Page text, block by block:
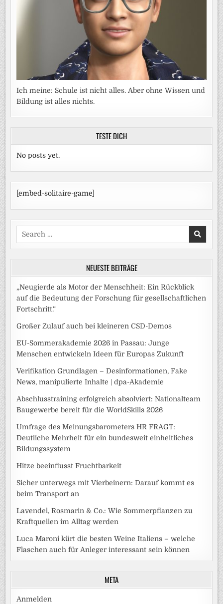
Ich meine: Schule ist nicht alles. Aber ohne Wissen und
Bildung ist alles nichts.
TESTE DICH
No posts yet.
[embed-solitaire-game]
Search
for:
NEUESTE BEITRÄGE
„Neugierde als Motor der Menschheit: Ein Rückblick
auf die Bedeutung der Forschung für gesellschaftlichen
Fortschritt.“
Großer Zulauf auch bei kleineren CSD-Demos
EU-Sommerakademie 2026 in Passau: Junge
Menschen entwickeln Ideen für Europas Zukunft
Verifikation Grundlagen – Desinformationen, Fake
News, manipulierte Inhalte | dpa-Akademie
Abschlusstraining erfolgreich absolviert: Nationalteam
Baugewerbe bereit für die WorldSkills 2026
Umfrage des Meinungsbarometers HR FRAGT:
Deutliche Mehrheit für ein bundesweit einheitliches
Bildungssystem
Hitze beeinflusst Fruchtbarkeit
Sicher unterwegs mit Vierbeinern: Darauf kommt es
beim Transport an
Lavendel, Rosmarin & Co.: Wie Sommerpflanzen zu
Kraftquellen im Alltag werden
Luca Maroni kürt die besten Weine Italiens – welche
Flaschen auch für Anleger interessant sein können
META
Anmelden